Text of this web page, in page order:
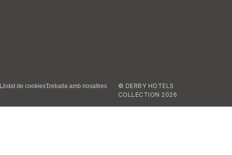
Llistat de cookiesTreballa amb nosaltres
© DERBY HOTELS
COLLECTION 2026